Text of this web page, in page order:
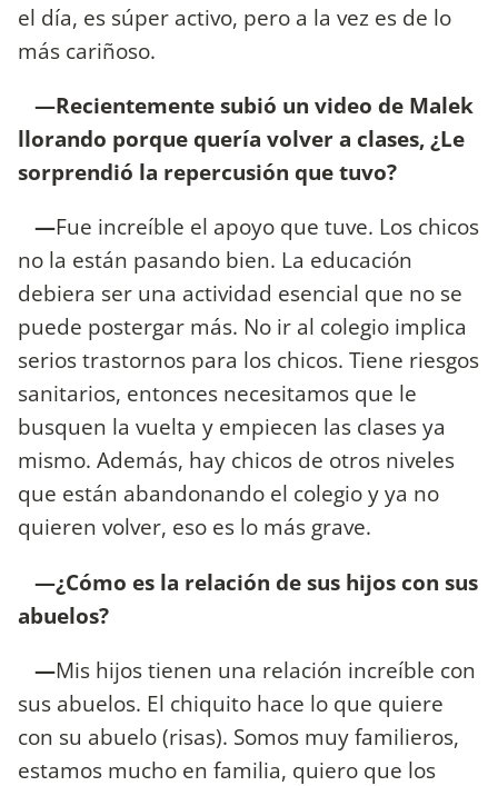
el día, es súper activo, pero a la vez es de lo
más cariñoso.
—Recientemente subió un video de Malek
llorando porque quería volver a clases, ¿Le
sorprendió la repercusión que tuvo?
—Fue increíble el apoyo que tuve. Los chicos
no la están pasando bien. La educación
debiera ser una actividad esencial que no se
puede postergar más. No ir al colegio implica
serios trastornos para los chicos. Tiene riesgos
sanitarios, entonces necesitamos que le
busquen la vuelta y empiecen las clases ya
mismo. Además, hay chicos de otros niveles
que están abandonando el colegio y ya no
quieren volver, eso es lo más grave.
—¿Cómo es la relación de sus hijos con sus
abuelos?
—Mis hijos tienen una relación increíble con
sus abuelos. El chiquito hace lo que quiere
con su abuelo (risas). Somos muy familieros,
estamos mucho en familia, quiero que los